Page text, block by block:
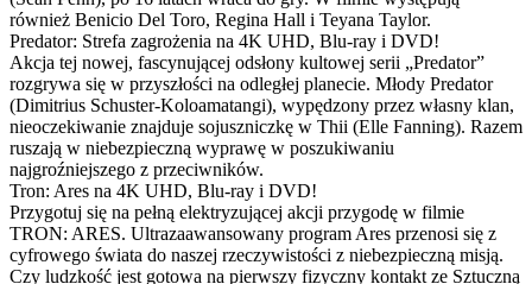
również Benicio Del Toro, Regina Hall i Teyana Taylor.
Predator: Strefa zagrożenia na 4K UHD, Blu-ray i DVD!
Akcja tej nowej, fascynującej odsłony kultowej serii „Predator”
rozgrywa się w przyszłości na odległej planecie. Młody Predator
(Dimitrius Schuster-Koloamatangi), wypędzony przez własny klan,
nieoczekiwanie znajduje sojuszniczkę w Thii (Elle Fanning). Razem
ruszają w niebezpieczną wyprawę w poszukiwaniu
najgroźniejszego z przeciwników.
Tron: Ares na 4K UHD, Blu-ray i DVD!
Przygotuj się na pełną elektryzującej akcji przygodę w filmie
TRON: ARES. Ultrazaawansowany program Ares przenosi się z
cyfrowego świata do naszej rzeczywistości z niebezpieczną misją.
Czy ludzkość jest gotowa na pierwszy fizyczny kontakt ze Sztuczną